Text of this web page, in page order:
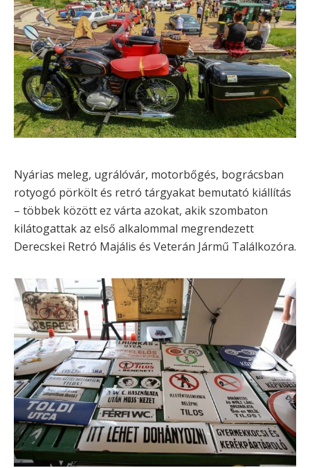
Nyárias meleg, ugrálóvár, motorbőgés, bográcsban
rotyogó pörkölt és retró tárgyakat bemutató kiállítás
– többek között ez várta azokat, akik szombaton
kilátogattak az első alkalommal megrendezett
Derecskei Retró Majális és Veterán Jármű Találkozóra.